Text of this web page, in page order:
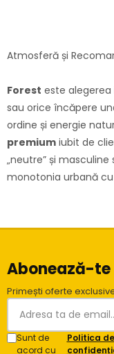
Atmosferă și
Forest este alegerea
sau orice încăpere
ordine și energie
premium iubit de
„neutre” și
monotonia urbană
Abonează-
Primești oferte
Sunt de
acord cu
Politica de